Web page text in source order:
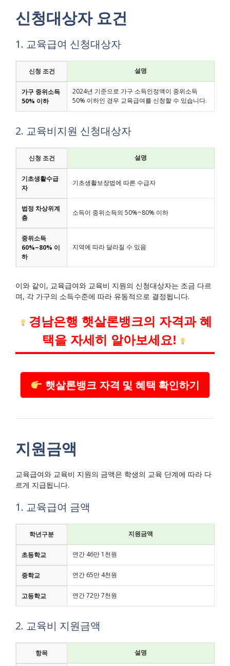
신청대상자 요건
1. 교육급여 신청대상자
신청 조건 설명
가구 중위소득
50% 이하
2024년 기준으로 가구 소득인정액이 중위소득
50% 이하인 경우 교육급여를 신청할 수 있습니다.
2. 교육비지원 신청대상자
신청 조건 설명
기초생활수급
자
기초생활보장법에 따른 수급자
법정 차상위계
층
소득이 중위소득의 50%~80% 이하
중위소득
60%~80% 이
하
지역에 따라 달라질 수 있음
이와 같이, 교육급여와 교육비 지원의 신청대상자는 조금 다르
며, 각 가구의 소득수준에 따라 유동적으로 결정됩니다.
경남은행 햇살론뱅크의 자격과 혜
택을 자세히 알아보세요!
햇살론뱅크 자격 및 혜택 확인하기
지원금액
교육급여와 교육비 지원의 금액은 학생의 교육 단계에 따라 다
르게 지급됩니다.
1. 교육급여 금액
학년구분 지원금액
초등학교 연간 46만 1천원
중학교 연간 65만 4천원
고등학교 연간 72만 7천원
2. 교육비 지원금액
항목 설명